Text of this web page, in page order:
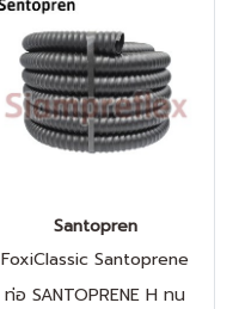
Santopren
FoxiClassic Santoprene
ท่อ SANTOPRENE H ทน